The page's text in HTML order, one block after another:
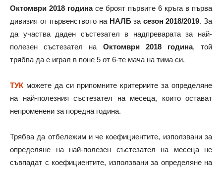
Октомври 2018 годинасе броят първите 6 кръга в първа
дивизия от първенството на НАЛБза сезон 2018/2019. За
да участва даден състезател в надпреварата за най-
полезен състезател на Октомври 2018 година, той
трябва да е играл в поне 5 от 6-те мача на тима си.
ТУК можете да си припомните критериите за определяне
на най-полезния състезател на месеца, които остават
непроменени за поредна година.
Трябва да отбележим и че коефициентите, използвани за
определяне на най-полезен състезател на месеца не
съвпадат с коефициентите, използвани за определяне на